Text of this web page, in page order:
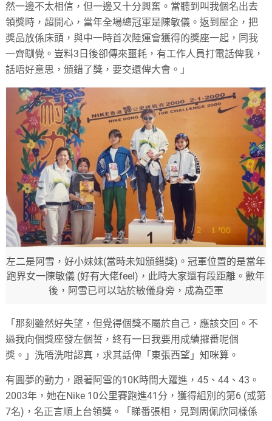
然一邊不太相信，但一邊又十分興奮。當聽到叫我個名出去
領獎時，超開心，當年全場總冠軍是陳敏儀。返到屋企，把
獎品放係床頭，與中一時首次陸運會獲得的獎座一起，同我
一齊瞓覺。豈料3日後卻傳來噩耗，有工作人員打電話俾我，
話唔好意思，頒錯了獎，要交還俾大會。」
左二是阿雪，好小妹妹(當時未知頒錯獎)。冠軍位置的是當年
跑界女一陳敏儀 (好有大佬feel)，此時大家還有段距離。數年
後，阿雪已可以站於敏儀身旁，成為亞軍
「那刻雖然好失望，但覺得個獎不屬於自己，應該交回。不
過我向個獎座發左個誓，終有一日我要用成績攞番呢個
獎。」洗唔洗咁認真，求其話俾「東張西望」知咪算。
有圓夢的動力，跟著阿雪的10K時間大躍進，45、44、43。
2003年，她在Nike 10公里賽跑進41分，獲得組別的第6 (或第
7名)，名正言順上台領獎。「睇番張相，見到周佩欣同樣係